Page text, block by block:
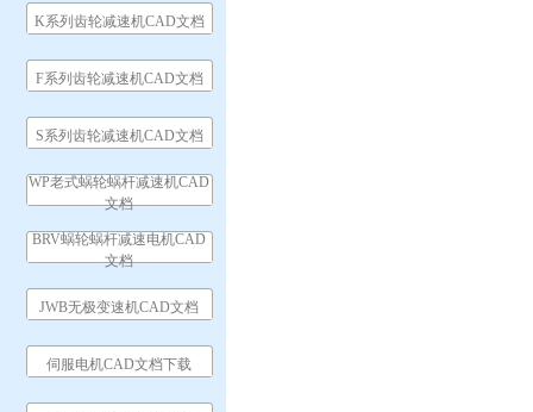
K系列齿轮减速机CAD文档
F系列齿轮减速机CAD文档
S系列齿轮减速机CAD文档
WP老式蜗轮蜗杆减速机CAD
文档
BRV蜗轮蜗杆减速电机CAD
文档
JWB无极变速机CAD文档
伺服电机CAD文档下载